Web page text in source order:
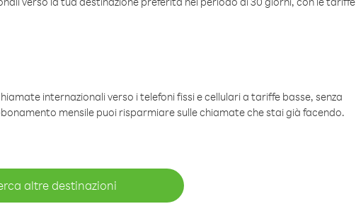
internazionali verso i telefoni fissi e cellulari a tariffe basse, senza
mensile puoi risparmiare sulle chiamate che stai già facendo.
altre destinazioni